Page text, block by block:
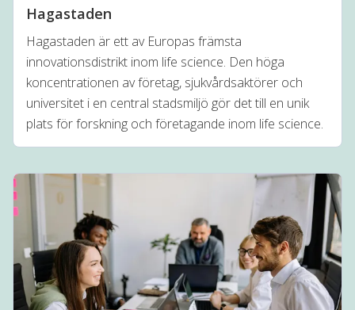
Hagastaden
Hagastaden är ett av Europas främsta
innovationsdistrikt inom life science. Den höga
koncentrationen av företag, sjukvårdsaktörer och
universitet i en central stadsmiljö gör det till en unik
plats för forskning och företagande inom life science.